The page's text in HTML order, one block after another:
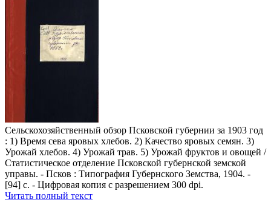
Сельскохозяйственный обзор Псковской губернии за 1903 год
: 1) Время сева яровых хлебов. 2) Качество яровых семян. 3)
Урожай хлебов. 4) Урожай трав. 5) Урожай фруктов и овощей /
Статистическое отделение Псковской губернской земской
управы. - Псков : Типография Губернского Земства, 1904. -
[94] с. - Цифровая копия с разрешением 300 dpi.
Читать полный текст